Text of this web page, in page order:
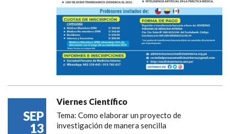
SEP
13
Viernes Científico
Tema: Como elaborar un proyecto de
investigación de manera sencilla